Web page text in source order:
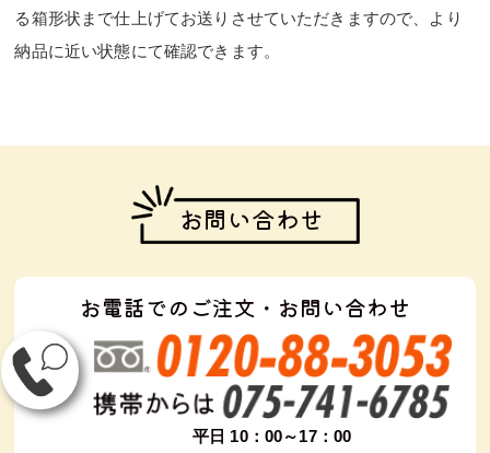
る箱形状まで仕上げてお送りさせていただきますので、より
納品に近い状態にて確認できます。
お問い合わせ
お電話でのご注文・お問い合わせ
平日 10：00～17：00